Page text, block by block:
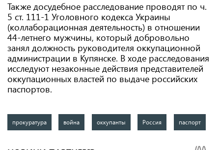
Также досудебное расследование проводят по ч.
5 ст. 111-1 Уголовного кодекса Украины
(коллаборационная деятельность) в отношении
44-летнего мужчины, который добровольно
занял должность руководителя оккупационной
администрации в Купянске. В ходе расследования
исследуют незаконные действия представителей
оккупационных властей по выдаче российских
паспортов.
прокуратура война оккупанты Россия паспорт